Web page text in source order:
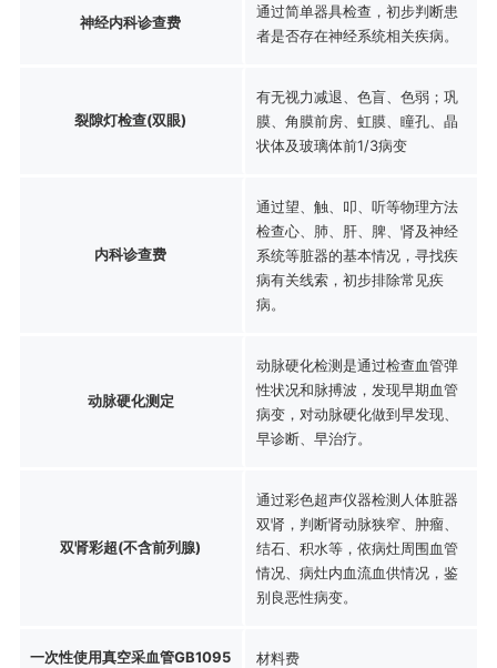
神经内科诊查费
通过简单器具检查，初步判断患
者是否存在神经系统相关疾病。
裂隙灯检查(双眼)
有无视力减退、色盲、色弱；巩
膜、角膜前房、虹膜、瞳孔、晶
状体及玻璃体前1/3病变
内科诊查费
通过望、触、叩、听等物理方法
检查心、肺、肝、脾、肾及神经
系统等脏器的基本情况，寻找疾
病有关线索，初步排除常见疾
病。
动脉硬化测定
动脉硬化检测是通过检查血管弹
性状况和脉搏波，发现早期血管
病变，对动脉硬化做到早发现、
早诊断、早治疗。
双肾彩超(不含前列腺)
通过彩色超声仪器检测人体脏器
双肾，判断肾动脉狭窄、肿瘤、
结石、积水等，依病灶周围血管
情况、病灶内血流血供情况，鉴
别良恶性病变。
一次性使用真空采血管GB1095 材料费